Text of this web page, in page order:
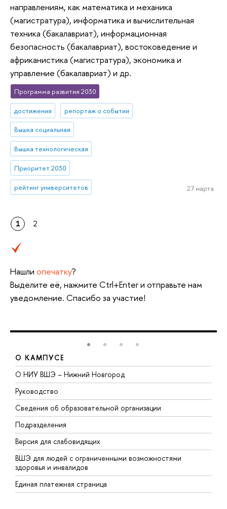
направлениям, как математика и механика
(магистратура), информатика и вычислительная
техника (бакалавриат), информационная
безопасность (бакалавриат), востоковедение и
африканистика (магистратура), экономика и
управление (бакалавриат) и др.
Программа развития 2030
достижения репортаж о событии
Вышка социальная
Вышка технологическая
Приоритет 2030
рейтинг университетов 27 марта
1 2
Нашли опечатку?
Выделите её, нажмите Ctrl+Enter и отправьте нам
уведомление. Спасибо за участие!
О КАМПУСЕ
О НИУ ВШЭ – Нижний Новгород
Руководство
Сведения об образовательной организации
Подразделения
Версия для слабовидящих
ВШЭ для людей с ограниченными возможностями
здоровья и инвалидов
Единая платежная страница